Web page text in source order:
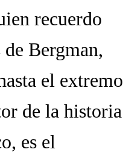
recuerdo
Bergman,
el extremo
de la historia
es el